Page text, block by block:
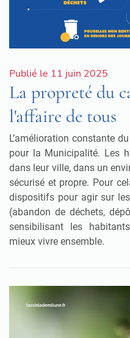
Publié le 11 juin 2025
La propreté du
l'affaire de tous
L’amélioration constante
pour la Municipalité. Les
dans leur ville, dans un
sécurisé et propre. Pour
dispositifs pour agir sur
(abandon de déchets,
sensibilisant les
mieux vivre ensemble.